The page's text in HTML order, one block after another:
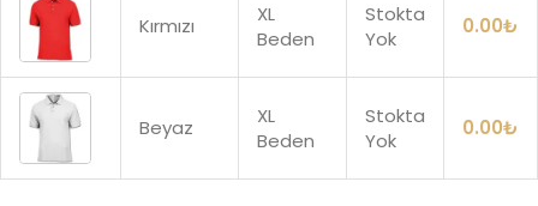
Kırmızı
XL
Beden
Stokta
Yok
0.00₺
Beyaz
XL
Beden
Stokta
Yok
0.00₺